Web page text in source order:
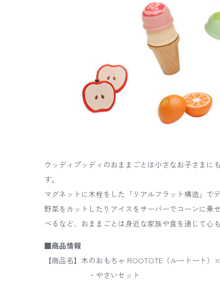
ウッディプッディのおままごとは小さなお子さま
す。
マグネットに木栓をした「リアルフラット構造」で
野菜をカットしたりアイスをサーバーでコーンに乗
べるなど、おままごとは身近な家族や食を通じて心
■商品情報
【商品名】木のおもちゃ ROOTOTE（ルートート
・やさいセット